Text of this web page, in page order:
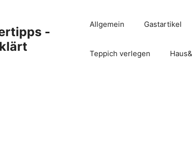
-
Allgemein Gastartikel
Teppich verlegen